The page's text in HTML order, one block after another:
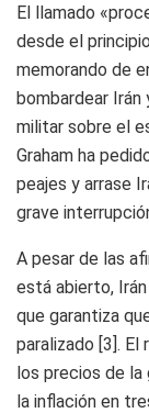
El llamado
desde el
memorando de
bombardear
militar sobre el
Graham ha
peajes y arrase
grave
A pesar de las
está abierto,
que garantiza
paralizado [3]. El
los precios de la
la inflación en